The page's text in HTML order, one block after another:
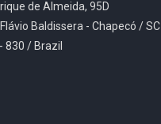
de Almeida, 95D
Baldissera - Chapecó / SC
830 / Brazil